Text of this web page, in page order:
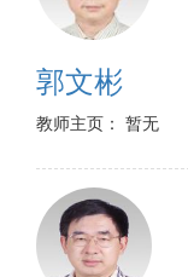
郭文彬
教师主页： 暂无